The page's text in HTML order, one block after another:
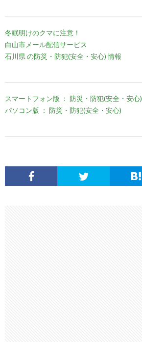
冬眠明けのクマに注意！
白山市メール配信サービス
石川県 の防災・防犯(安全・安心) 情報
スマートフォン版 ： 防災・防犯(安全・安心)
パソコン版 ： 防災・防犯(安全・安心)